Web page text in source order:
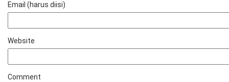
Email (harus diisi)
Website
Comment